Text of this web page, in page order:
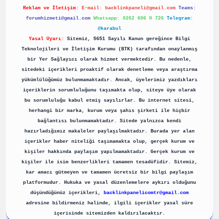
Reklam ve İletişim: E-mail: backlinkpaneli@gmail.com Teams:
forumhizmeti@gmail.com Whatsapp: 0262 606 0 726 Telegram:
@karabul
Yasal Uyarı:
Sitemiz, 5651 Sayılı Kanun gereğince Bilgi
Teknolojileri ve İletişim Kurumu (BTK) tarafından onaylanmış
bir Yer Sağlayıcı olarak hizmet vermektedir. Bu nedenle,
sitedeki içerikleri proaktif olarak denetleme veya araştırma
yükümlülüğümüz bulunmamaktadır. Ancak, üyelerimiz yazdıkları
içeriklerin sorumluluğunu taşımakta olup, siteye üye olarak
bu sorumluluğu kabul etmiş sayılırlar. Bu internet sitesi,
herhangi bir marka, kurum veya şahıs şirketi ile hiçbir
bağlantısı bulunmamaktadır. Sitede yalnızca kendi
hazırladığımız makaleler paylaşılmaktadır. Burada yer alan
içerikler haber niteliği taşımamakta olup, gerçek kurum ve
kişiler hakkında paylaşım yapılmamaktadır. Gerçek kurum ve
kişiler ile isim benzerlikleri tamamen tesadüfidir. Sitemiz,
kar amacı gütmeyen ve tamamen ücretsiz bir bilgi paylaşım
platformudur. Hukuka ve yasal düzenlemelere aykırı olduğunu
düşündüğünüz içerikleri,
backlinkpanelicomtr@gmail.com
adresine bildirmeniz halinde, ilgili içerikler yasal süre
içerisinde sitemizden kaldırılacaktır.